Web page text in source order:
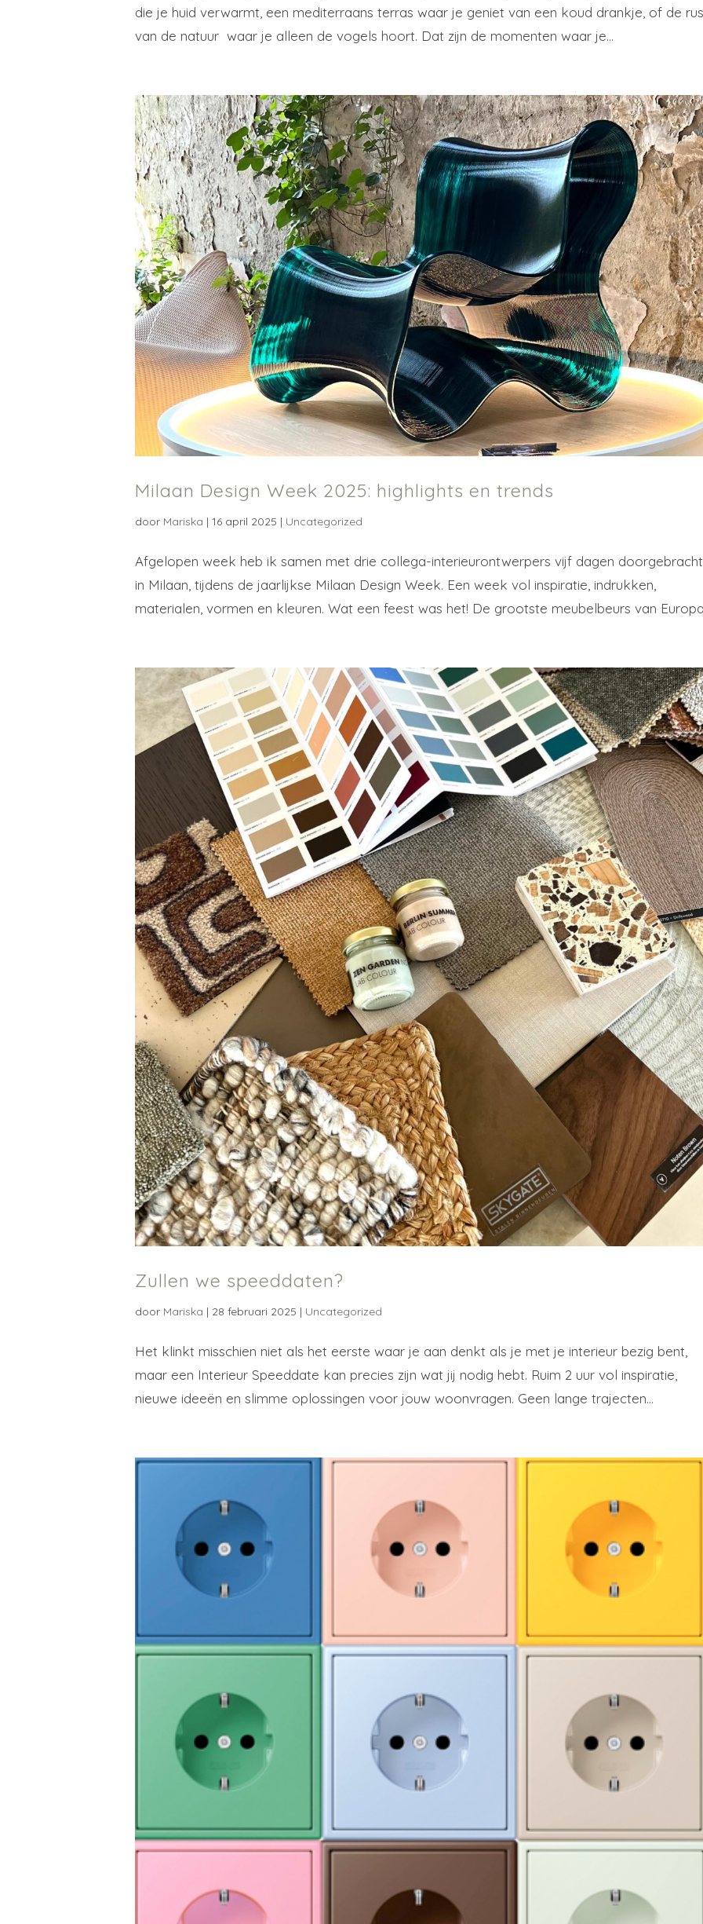
die je huid verwarmt, een mediterraans terras waar je geniet van een koud drankje, of de
van de natuur waar je alleen de vogels hoort. Dat zijn de momenten waar je...
Milaan Design Week 2025: highlights en trends
door Mariska | 16 april 2025 | Uncategorized
Afgelopen week heb ik samen met drie collega-interieurontwerpers vijf dagen doorgebracht
in Milaan, tijdens de jaarlijkse Milaan Design Week. Een week vol inspiratie, indrukken,
materialen, vormen en kleuren. Wat een feest was het! De grootste meubelbeurs van
Zullen we speeddaten?
door Mariska | 28 februari 2025 | Uncategorized
Het klinkt misschien niet als het eerste waar je aan denkt als je met je interieur bezig bent,
maar een Interieur Speeddate kan precies zijn wat jij nodig hebt. Ruim 2 uur vol inspiratie,
nieuwe ideeën en slimme oplossingen voor jouw woonvragen. Geen lange trajecten...